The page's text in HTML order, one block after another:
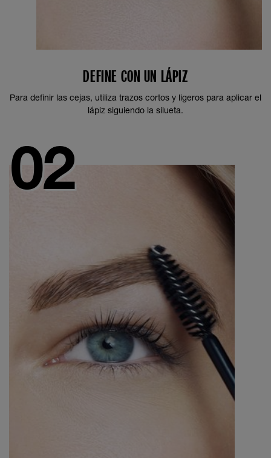
DEFINE CON UN LÁPIZ
Para definir las cejas, utiliza trazos cortos y ligeros para aplicar el
lápiz siguiendo la silueta.